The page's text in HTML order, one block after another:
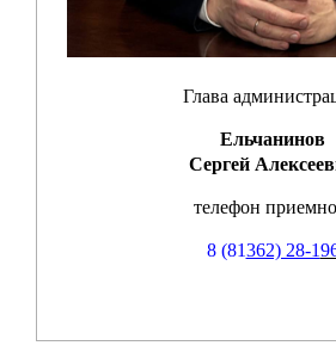
Глава
Ельчанинов
Сергей
телефон
8 (81362) 28-1